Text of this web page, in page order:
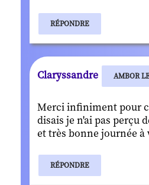
RÉPONDRE
Claryssandre AMBOR
Merci infiniment pour
disais je n'ai pas perçu
et très bonne journée à
RÉPONDRE